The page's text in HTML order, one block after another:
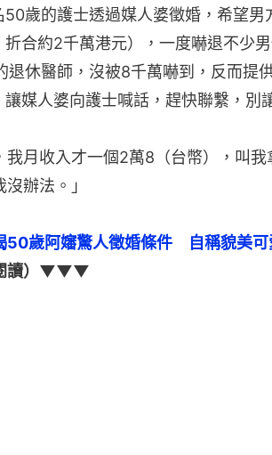
50歲的護士透過媒人婆徵婚，希望男
折合約2千萬港元），一度嚇退不少
退休醫師，沒被8千萬嚇到，反而提
媒人婆向護士喊話，趕快聯繫，別
我月收入才一個2萬8（台幣），叫
辦法。」
50歲阿嬸驚人徵婚條件　自稱貌美
閱讀）▼▼▼